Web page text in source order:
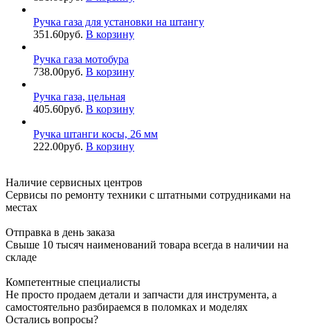
Ручка газа для установки на штангу
351.60руб. В корзину
Ручка газа мотобура
738.00руб. В корзину
Ручка газа, цельная
405.60руб. В корзину
Ручка штанги косы, 26 мм
222.00руб. В корзину
Наличие сервисных центров
Сервисы по ремонту техники с штатными сотрудниками на
местах
Отправка в день заказа
Свыше 10 тысяч наименований товара всегда в наличии на
складе
Компетентные специалисты
Не просто продаем детали и запчасти для инструмента, а
самостоятельно разбираемся в поломках и моделях
Остались вопросы?